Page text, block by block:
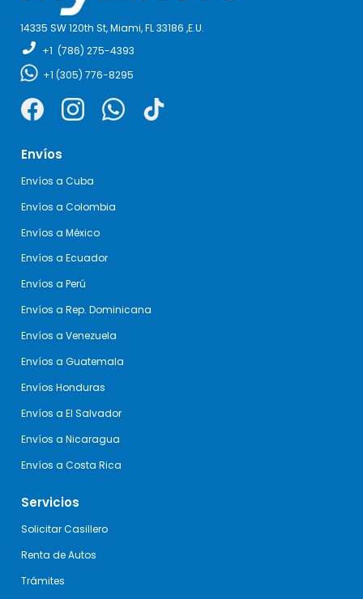
14335 SW 120th St, Miami,FL 33186 ,E.U.
+1 (786) 275-4393
+1 (305) 776-8295
Envíos
Envíos a Cuba
Envíos a Colombia
Envíos a México
Envíos a Ecuador
Envíos a Perú
Envíos a Rep. Dominicana
Envíos a Venezuela
Envíos a Guatemala
Envíos Honduras
Envíos a El Salvador
Envíos a Nicaragua
Envíos a Costa Rica
Servicios
Solicitar Casillero
Renta de Autos
Trámites